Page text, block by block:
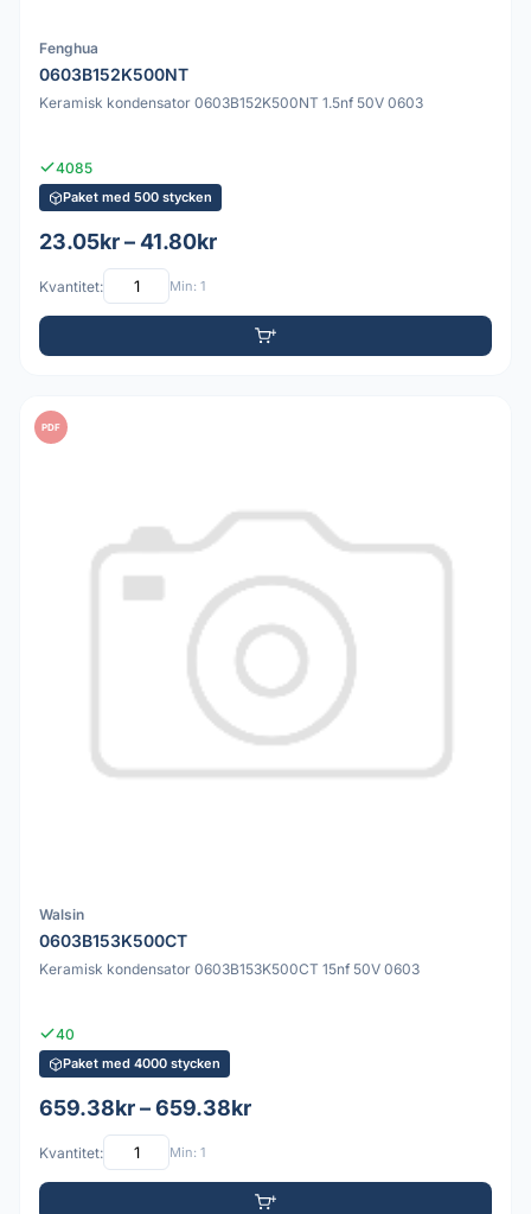
Fenghua
0603B152K500NT
Keramisk kondensator 0603B152K500NT 1.5nf 50V 0603
4085
Paket med 500 stycken
23.05kr – 41.80kr
Kvantitet: Min: 1
PDF
Walsin
0603B153K500CT
Keramisk kondensator 0603B153K500CT 15nf 50V 0603
40
Paket med 4000 stycken
659.38kr – 659.38kr
Kvantitet: Min: 1